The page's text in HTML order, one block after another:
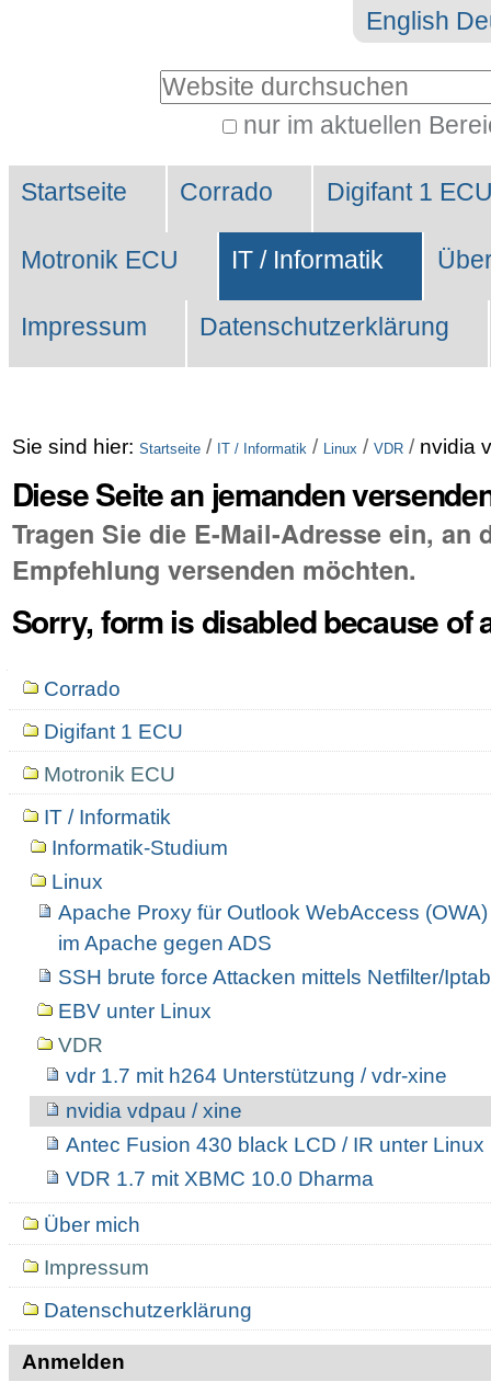
Direkt
zur
English
Website durchsuchen
nur im aktuellen
Suche…
Sektionen
Startseite Corrado Digifant 1
Motronik ECU IT / Informatik
Impressum Datenschutzerklärung
Sie sind hier: Startseite / IT / Informatik / Linux / VDR / nvidia
Diese Seite an jemanden
Tragen Sie die E-Mail-Adresse ein, an
Empfehlung versenden möchten.
Sorry, form is disabled because of
NavigationCorrado
Digifant 1 ECU
Motronik ECU
IT / Informatik
Informatik-Studium
Linux
Apache Proxy für Outlook WebAccess
im Apache gegen ADS
SSH brute force Attacken mittels Netfilter/
EBV unter Linux
VDR
vdr 1.7 mit h264 Unterstützung / vdr-xine
nvidia vdpau / xine
Antec Fusion 430 black LCD / IR unter Linux
VDR 1.7 mit XBMC 10.0 Dharma
Über mich
Impressum
Datenschutzerklärung
Anmelden